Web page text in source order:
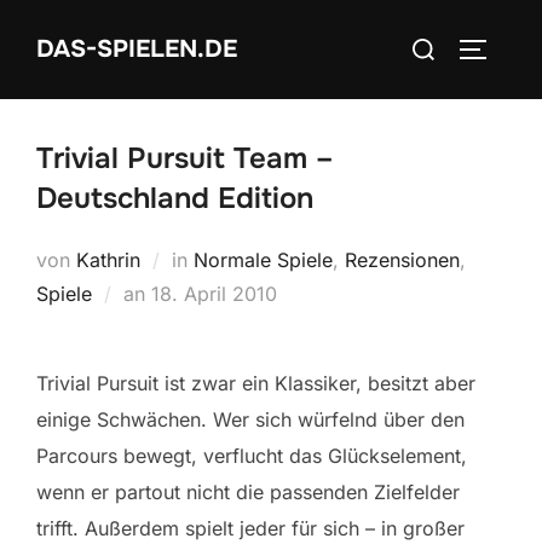
InhaltDAS-SPIELEN.DE
Suchen
Trivial Pursuit Team –
Deutschland Edition
von Kathrin in Normale Spiele, Rezensionen,
Spiele
an Veröffentlicht
18. April 2010
Trivial Pursuit ist zwar ein Klassiker, besitzt aber
einige Schwächen. Wer sich würfelnd über den
Parcours bewegt, verflucht das Glückselement,
wenn er partout nicht die passenden Zielfelder
trifft. Außerdem spielt jeder für sich – in großer